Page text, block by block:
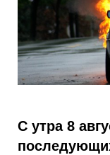
С утра 8